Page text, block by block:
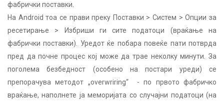
фабрички поставки.
На Android тоа се прави преку Поставки > Систем > Опции за
ресетирање > Избриши ги сите податоци (враќање на
фабрички поставки). Уредот ќе побара повеќе пати потврда
пред да почне процес кој може да трае неколку минути. За
поголема безбедност (особено на постари уреди) се
препорачува методот „overwriring“ - по првото фабричко
враќање, наполнете ја меморијата со случајни податоци (на